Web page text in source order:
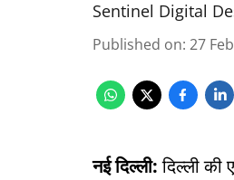
Sentinel Digital
Published on: 27
नई दिल्ली:दिल्ली की